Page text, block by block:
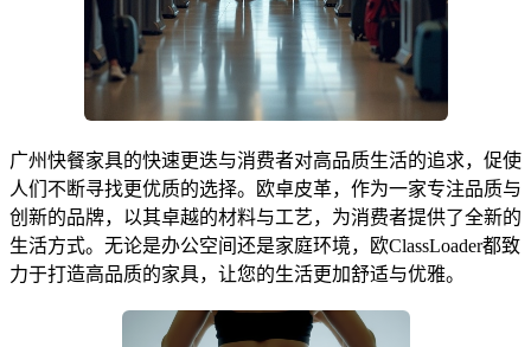
广州快餐家具的快速更迭与消费者对高品质生活的追求，促使
人们不断寻找更优质的选择。欧卓皮革，作为一家专注品质与
创新的品牌，以其卓越的材料与工艺，为消费者提供了全新的
生活方式。无论是办公空间还是家庭环境，欧ClassLoader都致
力于打造高品质的家具，让您的生活更加舒适与优雅。